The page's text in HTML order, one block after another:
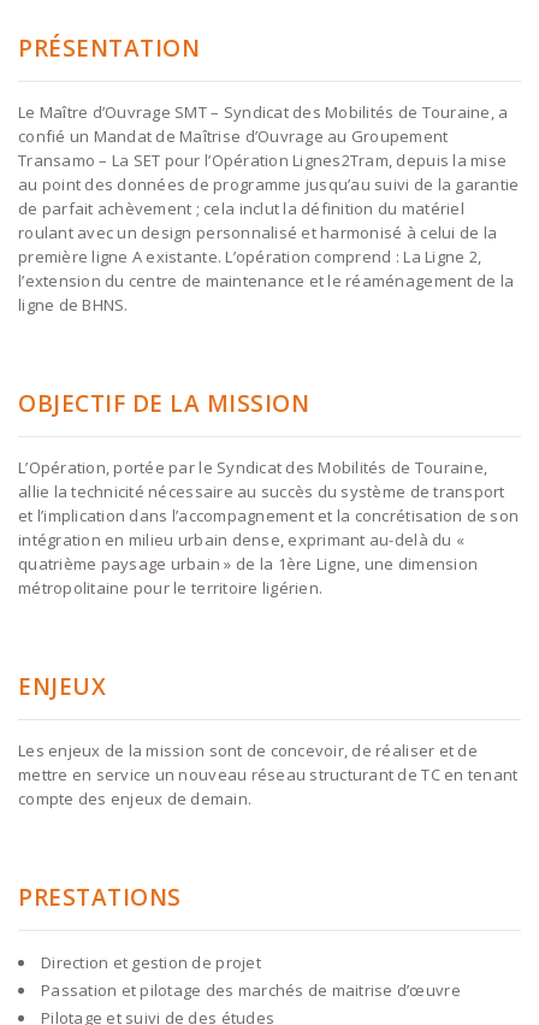
PRÉSENTATION
Le Maître d’Ouvrage SMT – Syndicat des Mobilités de Touraine, a
confié un Mandat de Maîtrise d’Ouvrage au Groupement
Transamo – La SET pour l’Opération Lignes2Tram, depuis la mise
au point des données de programme jusqu’au suivi de la garantie
de parfait achèvement ; cela inclut la définition du matériel
roulant avec un design personnalisé et harmonisé à celui de la
première ligne A existante. L’opération comprend : La Ligne 2,
l’extension du centre de maintenance et le réaménagement de la
ligne de BHNS.
OBJECTIF DE LA MISSION
L’Opération, portée par le Syndicat des Mobilités de Touraine,
allie la technicité nécessaire au succès du système de transport
et l’implication dans l’accompagnement et la concrétisation de son
intégration en milieu urbain dense, exprimant au-delà du «
quatrième paysage urbain » de la 1ère Ligne, une dimension
métropolitaine pour le territoire ligérien.
ENJEUX
Les enjeux de la mission sont de concevoir, de réaliser et de
mettre en service un nouveau réseau structurant de TC en tenant
compte des enjeux de demain.
PRESTATIONS
Direction et gestion de projet
Passation et pilotage des marchés de maitrise d’œuvre
Pilotage et suivi de des études